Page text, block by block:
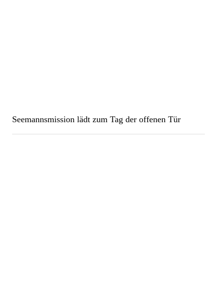
Seemannsmission lädt zum Tag der offenen Tür